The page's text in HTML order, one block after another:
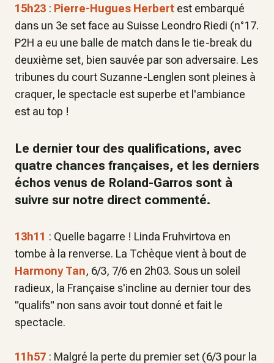
15h23 : Pierre-Hugues Herbert est embarqué
dans un 3e set face au Suisse Leondro Riedi (n°17.
P2H a eu une balle de match dans le tie-break du
deuxième set, bien sauvée par son adversaire. Les
tribunes du court Suzanne-Lenglen sont pleines à
craquer, le spectacle est superbe et l'ambiance
est au top !
Le dernier tour des qualifications, avec
quatre chances françaises, et les derniers
échos venus de Roland-Garros sont à
suivre sur notre direct commenté.
13h11 : Quelle bagarre ! Linda Fruhvirtova en
tombe à la renverse. La Tchèque vient à bout de
Harmony Tan, 6/3, 7/6 en 2h03. Sous un soleil
radieux, la Française s'incline au dernier tour des
"qualifs" non sans avoir tout donné et fait le
spectacle.
11h57 : Malgré la perte du premier set (6/3 pour la